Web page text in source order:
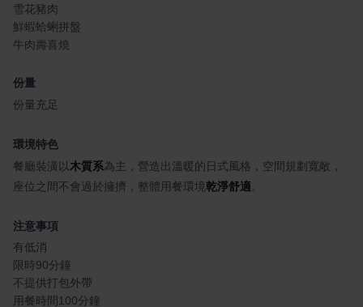
雪花豬肉
鮮蝦蛤蜊拼盤
牛肉壽喜燒
份量
份量充足
環境特色
餐廳裝潢以木質系為主，營造出溫暖的日式風格，空間規劃寬敞，
座位之間不會過於擁擠，整體用餐環境乾淨舒適
注意事項
有低消
限時90分鐘
不提供打包外帶
用餐時間100分鐘